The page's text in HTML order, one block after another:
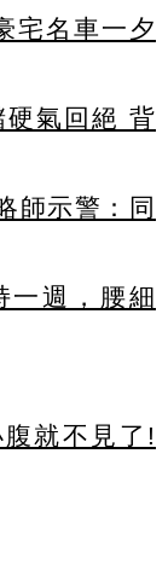
宅名車一夕
氣回絕 背
師示警：同
一週，腰細
就不見了!